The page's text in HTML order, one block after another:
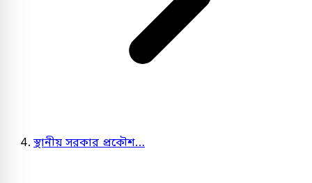
স্থানীয় সরকার প্রকৌশ…